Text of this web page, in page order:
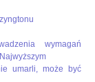
wymagań
umarli, może być